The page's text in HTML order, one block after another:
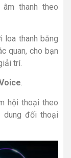
thanh theo
loa thanh bằng
quan, cho bạn
trí.
.
hội thoại theo
đối thoại